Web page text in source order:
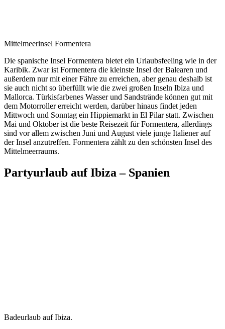
Mittelmeerinsel Formentera
Die spanische Insel Formentera bietet ein Urlaubsfeeling wie in der
Karibik. Zwar ist Formentera die kleinste Insel der Balearen und
außerdem nur mit einer Fähre zu erreichen, aber genau deshalb ist
sie auch nicht so überfüllt wie die zwei großen Inseln Ibiza und
Mallorca. Türkisfarbenes Wasser und Sandstrände können gut mit
dem Motorroller erreicht werden, darüber hinaus findet jeden
Mittwoch und Sonntag ein Hippiemarkt in El Pilar statt. Zwischen
Mai und Oktober ist die beste Reisezeit für Formentera, allerdings
sind vor allem zwischen Juni und August viele junge Italiener auf
der Insel anzutreffen. Formentera zählt zu den schönsten Insel des
Mittelmeerraums.
Partyurlaub auf Ibiza – Spanien
Badeurlaub auf Ibiza.